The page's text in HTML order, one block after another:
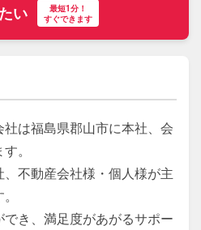
い
最短1分！
すぐできます
は福島県郡山市に本社、会
。
不動産会社様・個人様が主
き、満足度があがるサポー